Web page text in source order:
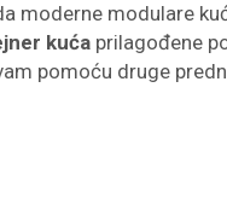
moderne modulare
kuća prilagođene
pomoću druge